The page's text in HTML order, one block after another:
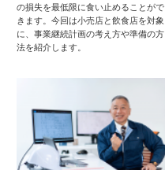
の損失を最低限に食い止めることがで
きます。今回は小売店と飲食店を対象
に、事業継続計画の考え方や準備の方
法を紹介します。